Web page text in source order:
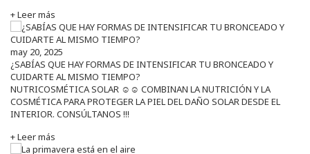
+ Leer más
may 20, 2025
¿SABÍAS QUE HAY FORMAS DE INTENSIFICAR TU BRONCEADO Y
CUIDARTE AL MISMO TIEMPO?
NUTRICOSMÉTICA SOLAR ☺️☺️ COMBINAN LA NUTRICIÓN Y LA
COSMÉTICA PARA PROTEGER LA PIEL DEL DAÑO SOLAR DESDE EL
INTERIOR. CONSÚLTANOS !!!
+ Leer más